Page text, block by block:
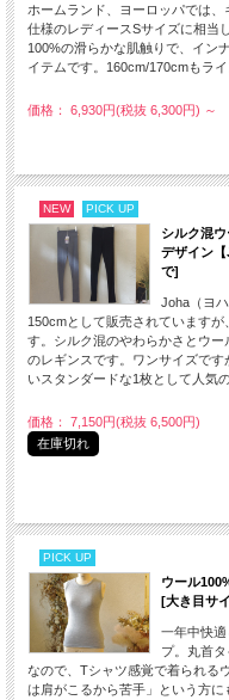
ホームランド、ヨーロッパでは
仕様のレディースSサイズに相当
100%の滑らかな肌触りで、イン
イテムです。160cm/170cmもラ
価格： 6,930円(税抜 6,300円) ～
NEW PICK UP
シルク混
デザイン
で]
Joha（ヨ
150cmとして販売されています
す。シルク混のやわらかさとウ
のレギンスです。ワンサイズで
いスタンダードな1枚として人気
価格： 7,150円(税抜 6,500円)
在庫切れ
PICK UP
ウール
[大き目サ
一年中快
プ。丸首
なので、Tシャツ感覚で着られる
は肩がこるから苦手」という方